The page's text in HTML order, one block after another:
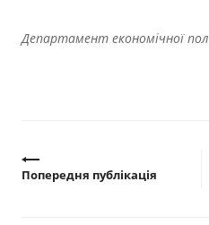
Департамент економічної
Попередня публікація